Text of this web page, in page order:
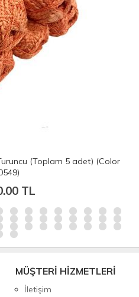
(Toplam 5 adet) (Color
TL
MÜŞTERİ HİZMETLERİ
İletişim